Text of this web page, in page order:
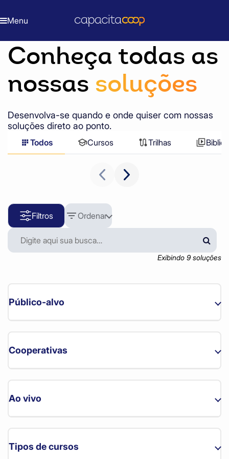
Menu
Conheça todas as
nossas soluções
Desenvolva-se quando e onde quiser com nossas
soluções direto ao ponto.
Todos Cursos Trilhas
Filtros Ordenar
Exibindo 9 soluções
Público-alvo
Cooperativas (39)
Cooperativas
COANORTE (4)
Ao vivo
Tipos de cursos